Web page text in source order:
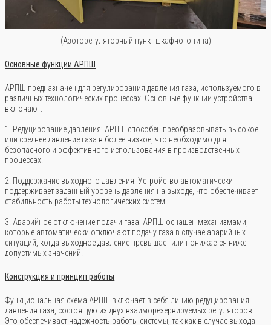
(Азоторегуляторный пункт шкафного типа)
Основные функции АРПШ
АРПШ предназначен для регулирования давления газа, используемого в
различных технологических процессах. Основные функции устройства
включают:
1. Редуцирование давления: АРПШ способен преобразовывать высокое
или среднее давление газа в более низкое, что необходимо для
безопасного и эффективного использования в производственных
процессах.
2. Поддержание выходного давления: Устройство автоматически
поддерживает заданный уровень давления на выходе, что обеспечивает
стабильность работы технологических систем.
3. Аварийное отключение подачи газа: АРПШ оснащен механизмами,
которые автоматически отключают подачу газа в случае аварийных
ситуаций, когда выходное давление превышает или понижается ниже
допустимых значений.
Конструкция и принцип работы
Функциональная схема АРПШ включает в себя линию редуцирования
давления газа, состоящую из двух взаиморезервируемых регуляторов.
Это обеспечивает надежность работы системы, так как в случае выхода